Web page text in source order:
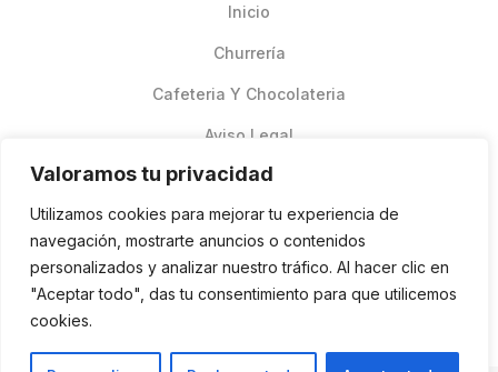
Valoramos tu privacidad
Utilizamos cookies para mejorar tu experiencia de
navegación, mostrarte anuncios o contenidos
personalizados y analizar nuestro tráfico. Al hacer clic en
"Aceptar todo", das tu consentimiento para que utilicemos
cookies.
Inicio
Churrería
Cafeteria Y Chocolateria
Aviso Legal
Pedidos Online Glovo
Contacto